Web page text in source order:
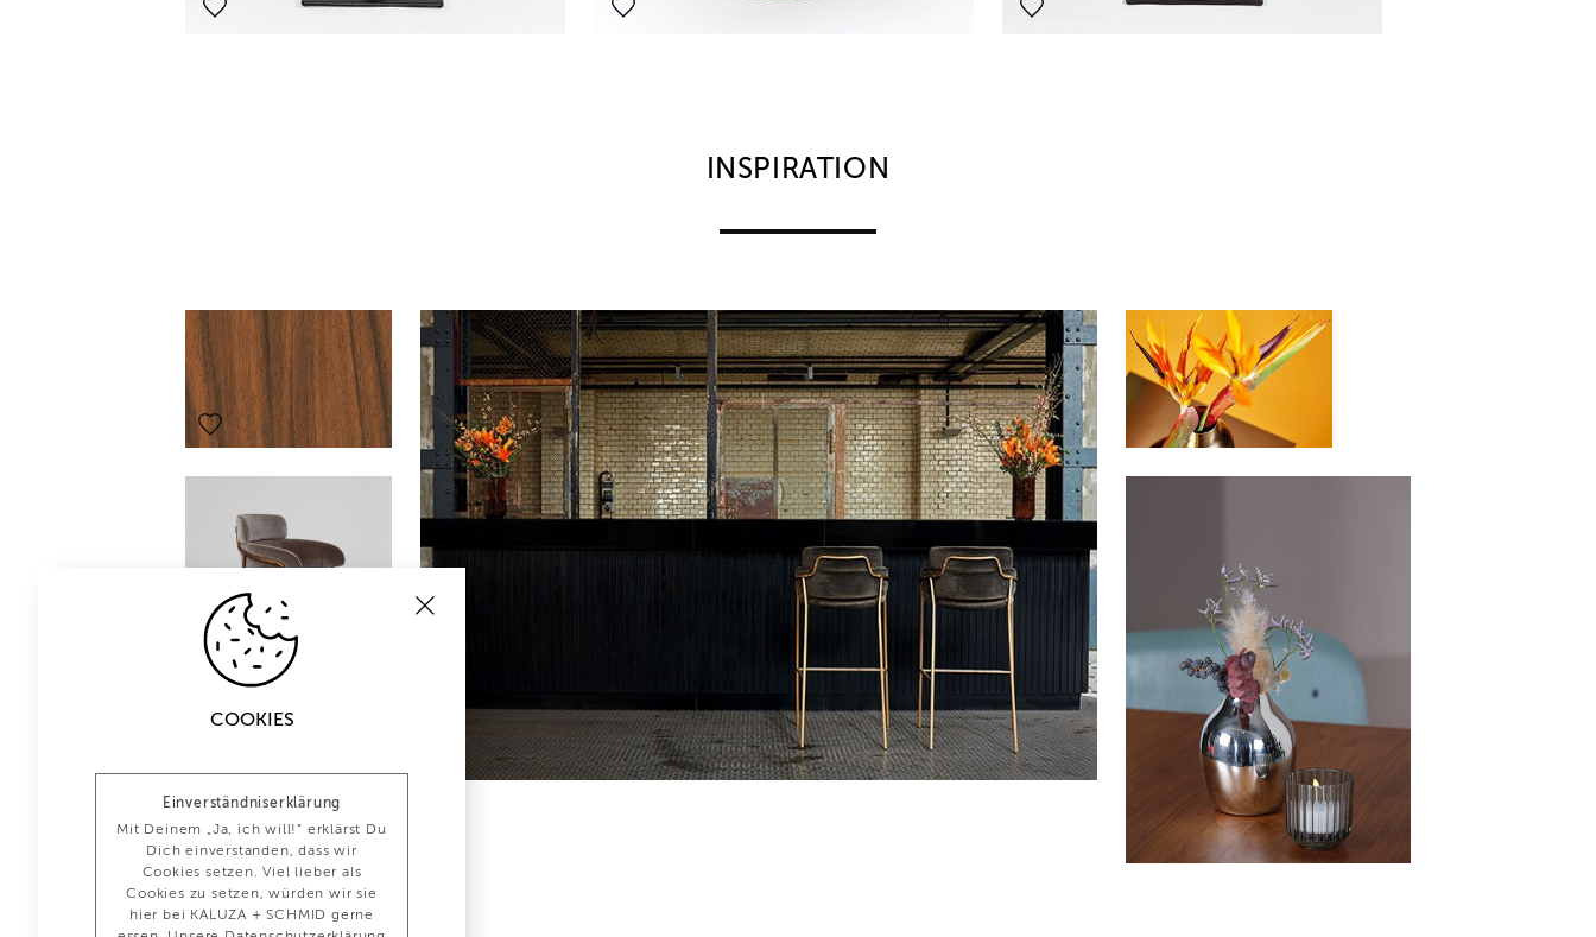
INSPIRATION
COOKIES
Einverständniserklärung
Mit Deinem „Ja, ich will!“ erklärst Du
Dich einverstanden, dass wir
Cookies setzen. Viel lieber als
Cookies zu setzen, würden wir sie
hier bei KALUZA + SCHMID gerne